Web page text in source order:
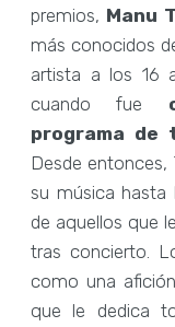
premios, Manu
más conocidos
artista a los 16
cuando fue
programa de
Desde entonces,
su música hasta
de aquellos que
tras concierto.
como una
que le dedica